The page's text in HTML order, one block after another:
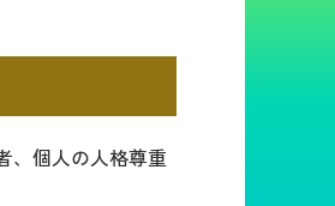
、個人の人格尊重